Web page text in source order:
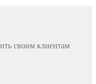
своим клиентам